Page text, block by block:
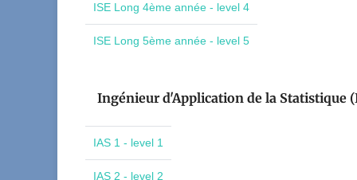
ISE Long 4ème année - level 4
ISE Long 5ème année - level 5
Ingénieur d'Application de la Statistique
IAS 1 - level 1
IAS 2 - level 2